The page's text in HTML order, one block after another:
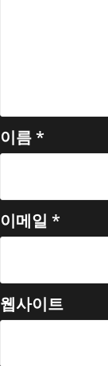
이름*
이메일 *
웹사이트